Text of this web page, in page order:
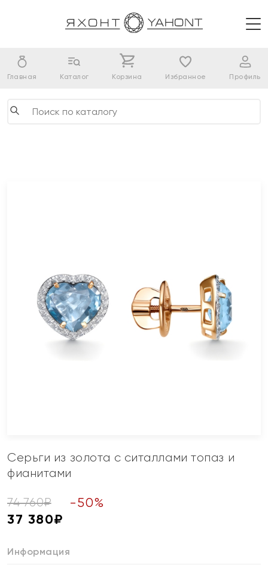
Главная Каталог Корзина Избранное Профиль
Серьги из золота с ситаллами топаз и
фианитами
74 760₽ -50%
37 380₽
Информация